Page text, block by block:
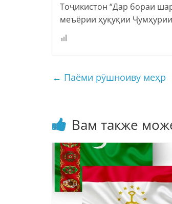
Тоҷикистон “Дар бораи
меъёрии ҳуқуқии
← Паёми рӯшноиву меҳр
Вам также